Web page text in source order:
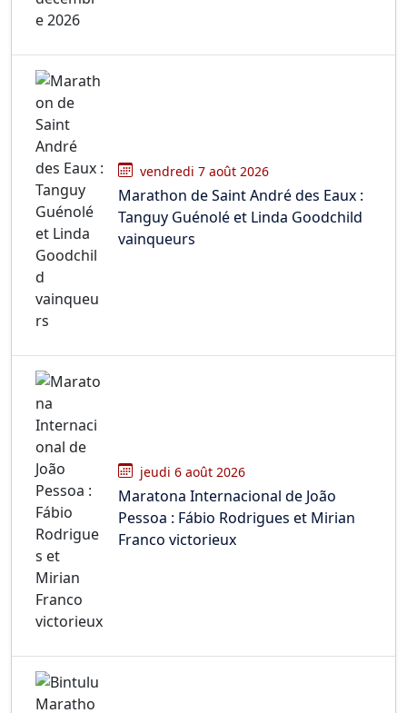
vendredi 7 août 2026
Marathon de Saint André des Eaux :
Tanguy Guénolé et Linda Goodchild
vainqueurs
jeudi 6 août 2026
Maratona Internacional de João
Pessoa : Fábio Rodrigues et Mirian
Franco victorieux